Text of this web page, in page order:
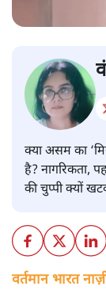
क्या असम का
है? नागरिकता,
की चुप्पी क्यों
वर्तमान भारत